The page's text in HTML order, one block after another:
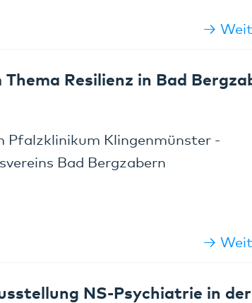
Resilienz in Bad
Pfalzklinikum Klingenmünster -
Bad Bergzabern
NS-Psychiatrie in